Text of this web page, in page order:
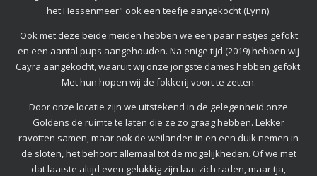
het Hessenmeer" ook een teefje aangekocht (Lynn).
Ook met deze beide meiden hebben we een paar nestjes gefokt
en een aantal pups aangehouden. Na enige tijd (2019) hebben wij
Cayra aangekocht, waaruit wij onze jongste dames hebben gefokt.
Met hun hopen wij de fokkerij voort te zetten.
Door onze locatie zijn we uitstekend in de gelegenheid onze
Goldens de ruimte te laten die ze zo graag hebben. Lekker
ravotten samen, maar ook de weilanden in en een duik nemen in
de sloten, het behoort allemaal tot de mogelijkheden. Of we met
dat laatste altijd even gelukkig zijn laat zich raden, maar tja,